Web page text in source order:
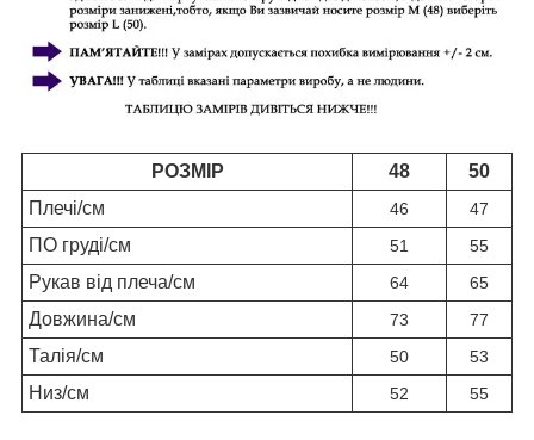
РОЗМІР 48
50
Плечі/см
46 47
ПО груді/см 51 55
Рукав від плеча/см 64 65
Довжина/см 73 77
Талія/см 50 53
Низ/см 52 55